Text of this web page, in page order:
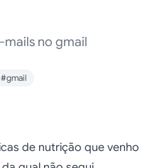
no gmail
#gmail
a
de nutrição que venho